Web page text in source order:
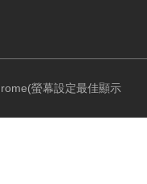
螢幕設定最佳顯示